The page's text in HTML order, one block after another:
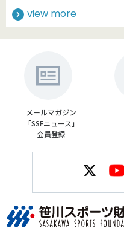
view more
メールマガジン
「SSFニュース」
会員登録